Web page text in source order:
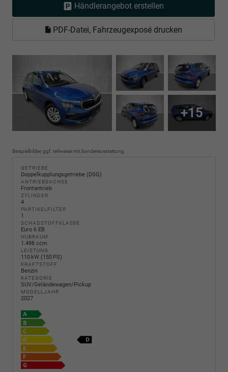
Händlerangebot erstellen
PDF-Datei, Fahrzeugexposé drucken
+15
Beispielbilder, ggf. teilweise mit Sonderausstattung
GETRIEBE
Doppelkupplungsgetriebe (DSG)
ANTRIEBSACHSE
Frontantrieb
ZYLINDER
4
PARTIKELFILTER
1
SCHADSTOFFKLASSE
Euro 6 EB
HUBRAUM
1.498 ccm
LEISTUNG
110 kW (150 PS)
KRAFTSTOFF
Benzin
KATEGORIE
SUV/Geländewagen/Pickup
MODELLJAHR
2027